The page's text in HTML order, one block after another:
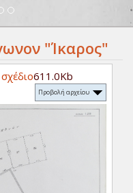
"Ίκαρος"
611.0Kb
Προβολή αρχείου